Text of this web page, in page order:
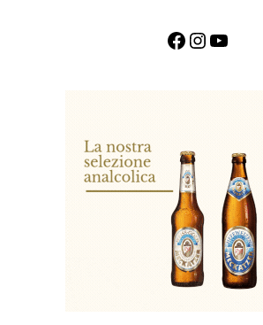
Facebook InstagramYouTube